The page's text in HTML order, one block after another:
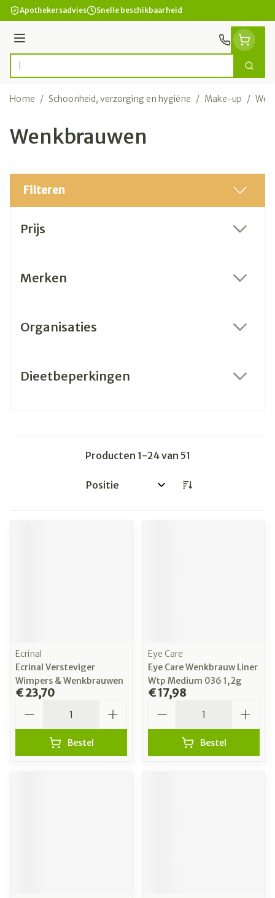
Ga naar de inhoud
Apothekersadvies Snelle beschikbaarheid
Menu
Product, merk, categorie... Zoek
Home / Schoonheid, verzorging en hygiëne / Make-up /
Wenkbrauwen
Filteren
Prijs
Merken
Organisaties
Dieetbeperkingen
Producten 1-24van 51
Sorteer op:
Ecrinal
Ecrinal Versteviger
Wimpers & Wenkbrauwen
€ 23,70
Bestel
Eye Care
Eye Care Wenkbrauw Liner
Wtp Medium 036 1,2g
€ 17,98
Bestel